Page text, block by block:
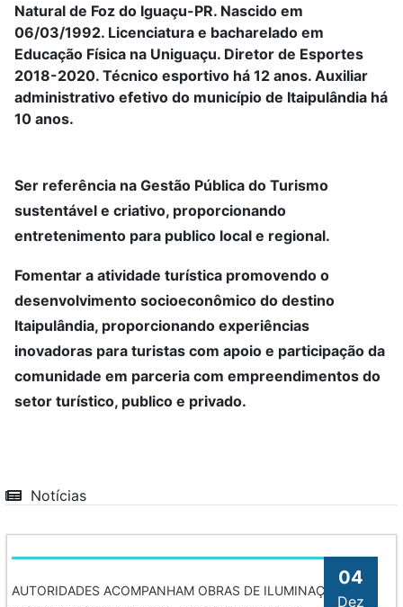
Natural de Foz do Iguaçu-PR. Nascido em
06/03/1992. Licenciatura e bacharelado em
Educação Física na Uniguaçu. Diretor de Esportes
2018-2020. Técnico esportivo há 12 anos. Auxiliar
administrativo efetivo do município de Itaipulândia há
10 anos.
Ser referência na Gestão Pública do Turismo
sustentável e criativo, proporcionando
entretenimento para publico local e regional.
Fomentar a atividade turística promovendo o
desenvolvimento socioeconômico do destino
Itaipulândia, proporcionando experiências
inovadoras para turistas com apoio e participação da
comunidade em parceria com empreendimentos do
setor turístico, publico e privado.
Notícias
04
Dez
AUTORIDADES ACOMPANHAM OBRAS DE ILUMINAÇÃO